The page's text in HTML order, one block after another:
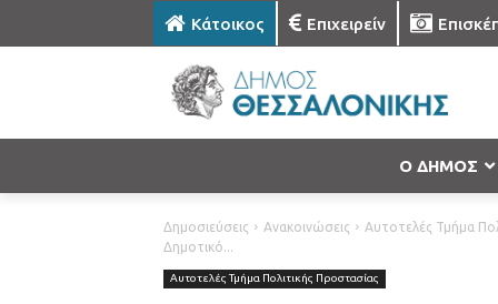
Κάτοικος Επιχειρείν
Ο ΔΗΜΟΣ
Δημοσιεύσεις Ανακοινώσεις Αυτοτελές Τμήμα
Δημοτικό...
Αυτοτελές Τμήμα Πολιτικής Προστασίας